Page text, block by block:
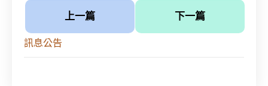
上一篇 下一篇
訊息公告